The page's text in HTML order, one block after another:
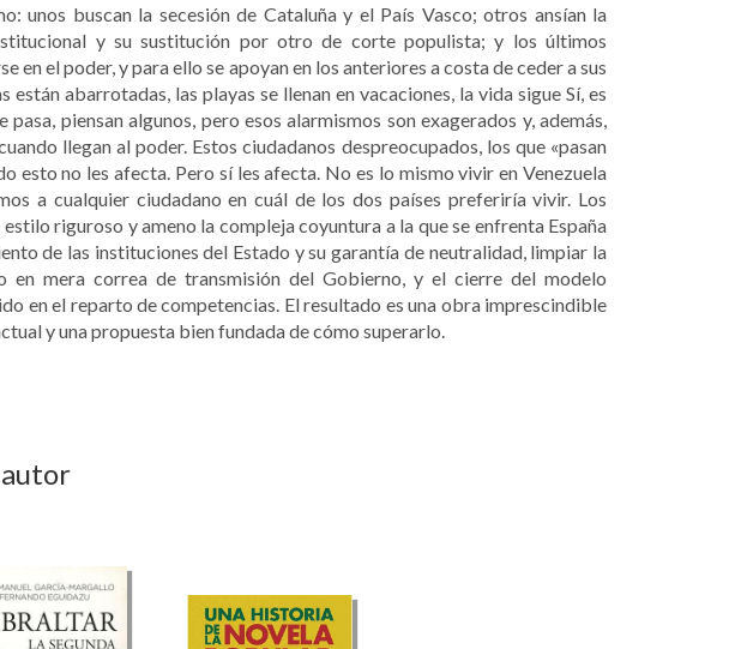
unos buscan la secesión de Cataluña y el País Vasco; otros ansían la
y su sustitución por otro de corte populista; y los últimos
en el poder, y para ello se apoyan en los anteriores a costa de ceder a sus
están abarrotadas, las playas se llenan en vacaciones, la vida sigue Sí, es
piensan algunos, pero esos alarmismos son exagerados y, además,
llegan al poder. Estos ciudadanos despreocupados, los que «pasan
esto no les afecta. Pero sí les afecta. No es lo mismo vivir en Venezuela
a cualquier ciudadano en cuál de los dos países preferiría vivir. Los
riguroso y ameno la compleja coyuntura a la que se enfrenta España
de las instituciones del Estado y su garantía de neutralidad, limpiar la
en mera correa de transmisión del Gobierno, y el cierre del modelo
en el reparto de competencias. El resultado es una obra imprescindible
y una propuesta bien fundada de cómo superarlo.